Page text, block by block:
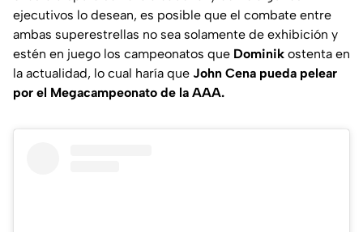
ejecutivos lo desean, es posible que el combate entre
ambas superestrellas no sea solamente de exhibición y
estén en juego los campeonatos que Dominik ostenta en
la actualidad, lo cual haría que John Cena pueda pelear
por el Megacampeonato de la AAA.